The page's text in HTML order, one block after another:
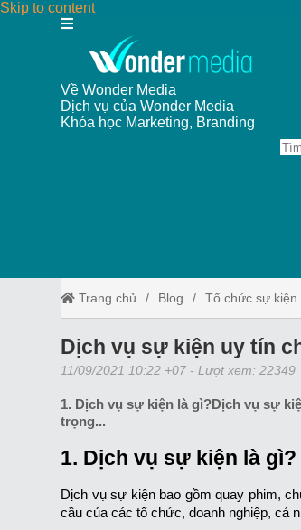
Skip to content
Về Wonder Media
Dịch vụ của Wonder Media
Khóa học Marketing, Branding
Trang chủ Blog Tổ chức sự kiện
Dịch vụ sự kiện uy tín
11/09/2021 10:22 +07 - Lượt xem: 22349
1. Dịch vụ sự kiện là gì?Dịch vụ sự
trọng...
1. Dịch vụ sự kiện là gì?
Dịch vụ sự kiện bao gồm quay phim,
cầu của các tổ chức, doanh nghiệp, cá